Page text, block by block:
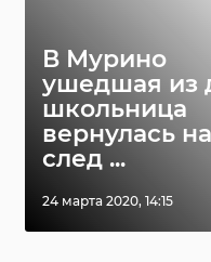
В Мурино
ушедшая из
школьница
вернулась на
след ...
24 марта 2020, 14:15